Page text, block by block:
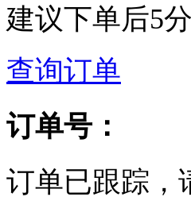
建议下单后5
查询订单
订单号：
订单已跟踪，